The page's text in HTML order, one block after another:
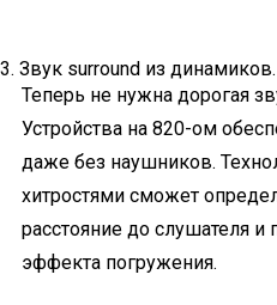
3. Звук surround из динамиков.
Теперь не нужна дорогая
Устройства на 820-ом
даже без наушников.
хитростями сможет
расстояние до слушателя и
эффекта погружения.